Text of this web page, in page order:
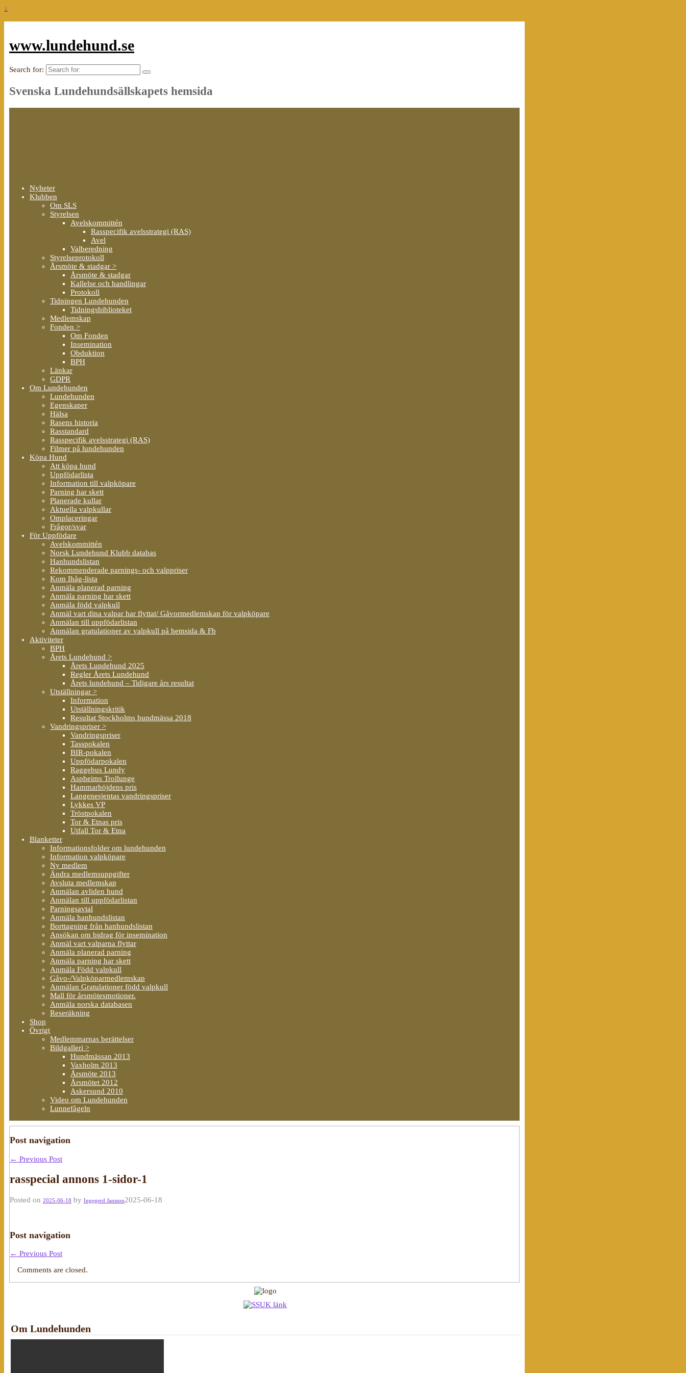
↓
www.lundehund.se
Search for:
Svenska Lundehundsällskapets hemsida
Nyheter
Klubben
Om SLS
Styrelsen
Avelskommittén
Rasspecifik avelsstrategi (RAS)
Avel
Valberedning
Styrelseprotokoll
Årsmöte & stadgar >
Årsmöte & stadgar
Kallelse och handlingar
Protokoll
Tidningen Lundehunden
Tidningsbiblioteket
Medlemskap
Fonden >
Om Fonden
Insemination
Obduktion
BPH
Länkar
GDPR
Om Lundehunden
Lundehunden
Egenskaper
Hälsa
Rasens historia
Rasstandard
Rasspecifik avelsstrategi (RAS)
Filmer på lundehunden
Köpa Hund
Att köpa hund
Uppfödarlista
Information till valpköpare
Parning har skett
Planerade kullar
Aktuella valpkullar
Omplaceringar
Frågor/svar
För Uppfödare
Avelskommittén
Norsk Lundehund Klubb databas
Hanhundslistan
Rekommenderade parnings- och valppriser
Kom Ihåg-lista
Anmäla planerad parning
Anmäla parning har skett
Anmäla född valpkull
Anmäl vart dina valpar har flyttat/ Gåvormedlemskap för valpköpare
Anmälan till uppfödarlistan
Anmälan gratulationer av valpkull på hemsida & Fb
Aktiviteter
BPH
Årets Lundehund >
Årets Lundehund 2025
Regler Årets Lundehund
Årets lundehund – Tidigare års resultat
Utställningar >
Information
Utställningskritik
Resultat Stockholms hundmässa 2018
Vandringspriser >
Vandringspriser
Tasspokalen
BIR-pokalen
Uppfödarpokalen
Raggebus Lundy
Aspheims Trollunge
Hammarhöjdens pris
Langenesjentas vandringspriser
Lykkes VP
Tröstpokalen
Tor & Etnas pris
Utfall Tor & Etna
Blanketter
Informationsfolder om lundehunden
Information valpköpare
Ny medlem
Ändra medlemsuppgifter
Avsluta medlemskap
Anmälan avliden hund
Anmälan till uppfödarlistan
Parningsavtal
Anmäla hanhundslistan
Borttagning från hanhundslistan
Ansökan om bidrag för insemination
Anmäl vart valparna flyttar
Anmäla planerad parning
Anmäla parning har skett
Anmäla Född valpkull
Gåvo-/Valpköparmedlemskap
Anmälan Gratulationer född valpkull
Mall för årsmötesmotioner.
Anmäla norska databasen
Reseräkning
Shop
Övrigt
Medlemmarnas berättelser
Bildgalleri >
Hundmässan 2013
Vaxholm 2013
Årsmöte 2013
Årsmötet 2012
Askersund 2010
Video om Lundehunden
Lunnefågeln
Post navigation
← Previous Post
rasspecial annons 1-sidor-1
Posted on 2025-06-18 by Ingegerd Jansson2025-06-18
Post navigation
← Previous Post
Comments are closed.
Om Lundehunden